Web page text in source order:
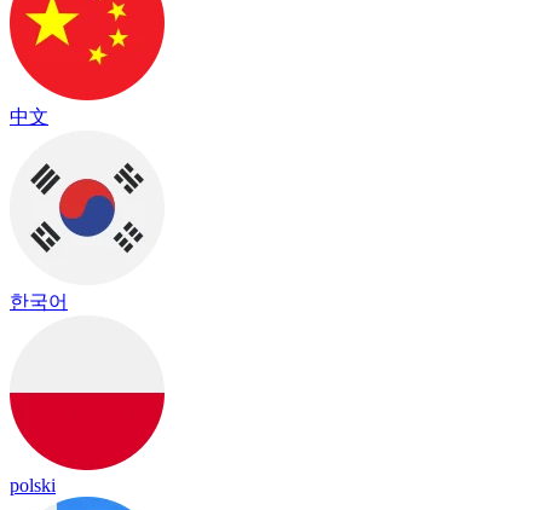
中文
한국어
polski